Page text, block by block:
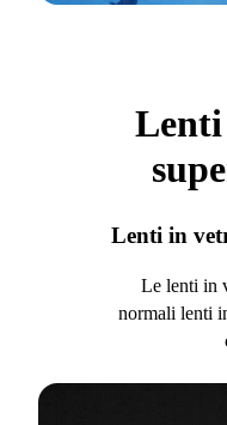
Lenti in
Le lenti in
normali lenti